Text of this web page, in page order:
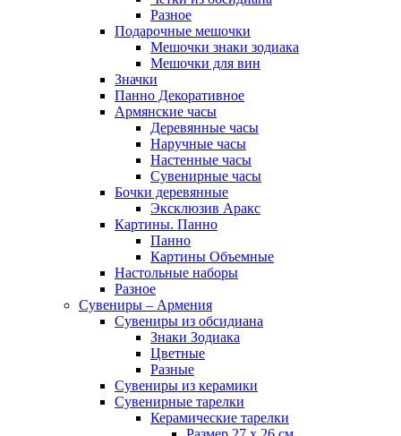
Разное
Подарочные мешочки
Мешочки знаки зодиака
Мешочки для вин
Значки
Панно Декоративное
Армянские часы
Деревянные часы
Наручные часы
Настенные часы
Сувенирные часы
Бочки деревянные
Эксклюзив Аракс
Картины. Панно
Панно
Картины Объемные
Настольные наборы
Разное
Сувениры – Армения
Сувениры из обсидиана
Знаки Зодиака
Цветные
Разные
Сувениры из керамики
Сувенирные тарелки
Керамические тарелки